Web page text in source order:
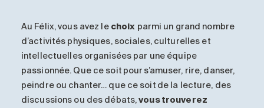
Au Félix, vous avez le choix parmi un grand nombre
d’activités physiques, sociales, culturelles et
intellectuelles organisées par une équipe
passionnée. Que ce soit pour s’amuser, rire, danser,
peindre ou chanter… que ce soit de la lecture, des
discussions ou des débats,vous trouverez